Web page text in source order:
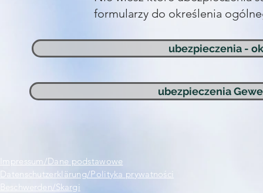
formularzy do określenia
ubezpieczenia -
ubezpieczenia
Impressum/Dane podstawowe
Datenschutzerklärung/Polityka prywatności
Beschwerden/Skargi